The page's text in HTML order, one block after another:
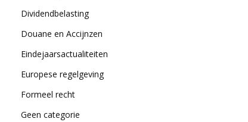
Dividendbelasting
Douane en Accijnzen
Eindejaarsactualiteiten
Europese regelgeving
Formeel recht
Geen categorie